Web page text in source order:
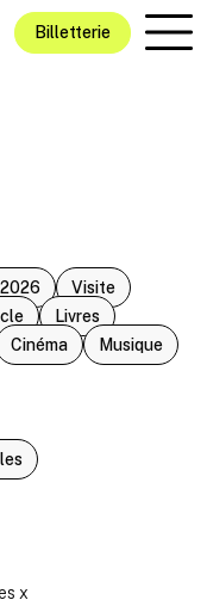
Billetterie
Visite
Livres
Cinéma
Musique